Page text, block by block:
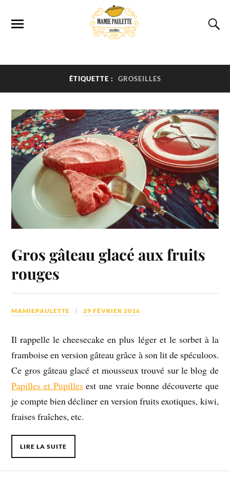
ÉTIQUETTE : GROSEILLES
Gros gâteau glacé aux fruits
rouges
MAMIEPAULETTE 29 FÉVRIER 2016
Il rappelle le cheesecake en plus léger et le sorbet à la
framboise en version gâteau grâce à son lit de spéculoos.
Ce gros gâteau glacé et mousseux trouvé sur le blog de
Papilles et Pupillesest une vraie bonne découverte que
je compte bien décliner en version fruits exotiques, kiwi,
fraises fraîches, etc.
LIRE LA SUITE